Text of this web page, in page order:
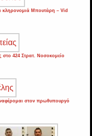
κληρονομιά Μπουτάρη – Vid
στο 424 Στρατ. Νοσοκομείο
στον πρωθυπουργό